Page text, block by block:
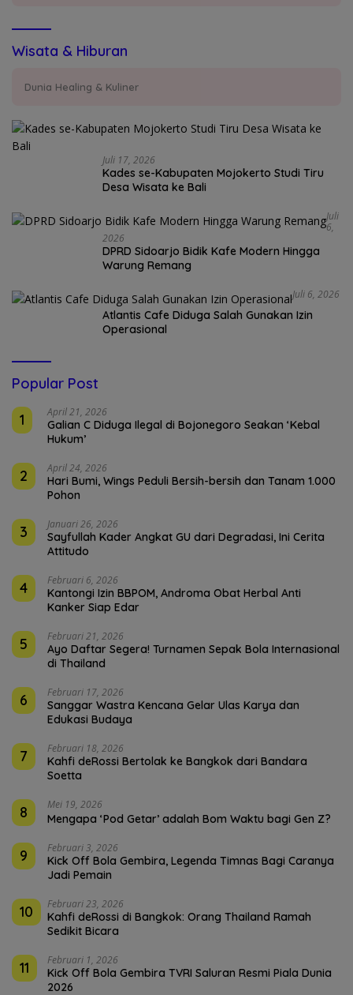
Wisata & Hiburan
Dunia Healing & Kuliner
Juli 17, 2026
Kades se-Kabupaten Mojokerto Studi Tiru
Desa Wisata ke Bali
Juli
6,
2026
DPRD Sidoarjo Bidik Kafe Modern Hingga
Warung Remang
Juli 6, 2026
Atlantis Cafe Diduga Salah Gunakan Izin
Operasional
Popular Post
1
April 21, 2026
Galian C Diduga Ilegal di Bojonegoro Seakan ‘Kebal
Hukum’
2 April 24, 2026
Hari Bumi, Wings Peduli Bersih-bersih dan Tanam 1.000
Pohon
3 Januari 26, 2026
Sayfullah Kader Angkat GU dari Degradasi, Ini Cerita
Attitudo
4 Februari 6, 2026
Kantongi Izin BBPOM, Androma Obat Herbal Anti
Kanker Siap Edar
5 Februari 21, 2026
Ayo Daftar Segera! Turnamen Sepak Bola Internasional
di Thailand
6 Februari 17, 2026
Sanggar Wastra Kencana Gelar Ulas Karya dan
Edukasi Budaya
7 Februari 18, 2026
Kahfi deRossi Bertolak ke Bangkok dari Bandara
Soetta
8 Mei 19, 2026
Mengapa ‘Pod Getar’ adalah Bom Waktu bagi Gen Z?
9 Februari 3, 2026
Kick Off Bola Gembira, Legenda Timnas Bagi Caranya
Jadi Pemain
10 Februari 23, 2026
Kahfi deRossi di Bangkok: Orang Thailand Ramah
Sedikit Bicara
11 Februari 1, 2026
Kick Off Bola Gembira TVRI Saluran Resmi Piala Dunia
2026